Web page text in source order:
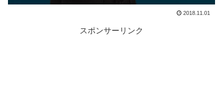
2018.11.01
スポンサーリンク